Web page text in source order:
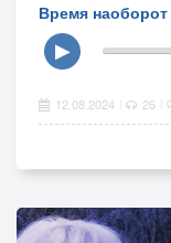
Время наоборот
▶
12.08.2024 26